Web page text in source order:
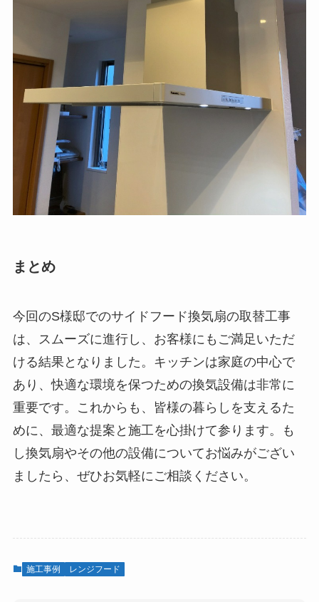
まとめ
今回のS様邸でのサイドフード換気扇の取替工事
は、スムーズに進行し、お客様にもご満足いただ
ける結果となりました。キッチンは家庭の中心で
あり、快適な環境を保つための換気設備は非常に
重要です。これからも、皆様の暮らしを支えるた
めに、最適な提案と施工を心掛けて参ります。も
し換気扇やその他の設備についてお悩みがござい
ましたら、ぜひお気軽にご相談ください。
施工事例 レンジフード